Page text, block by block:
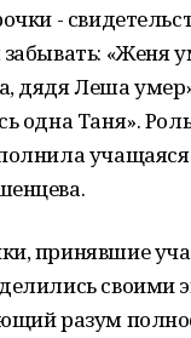
-
«Женя
дядя Леша
одна Таня».
учащаяся
принявшие
своими
разум